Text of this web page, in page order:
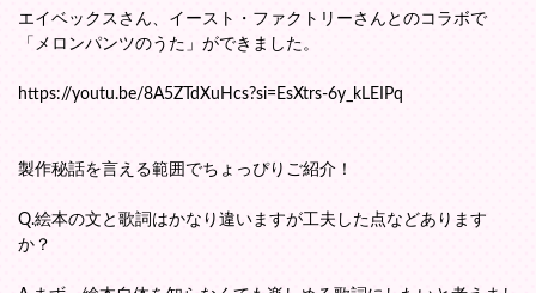
エイベックスさん、イースト・ファクトリーさんとのコラボで
「メロンパンツのうた」ができました。
https://youtu.be/8A5ZTdXuHcs?si=EsXtrs-6y_kLEIPq
製作秘話を言える範囲でちょっぴりご紹介！
Q.絵本の文と歌詞はかなり違いますが工夫した点などあります
か？